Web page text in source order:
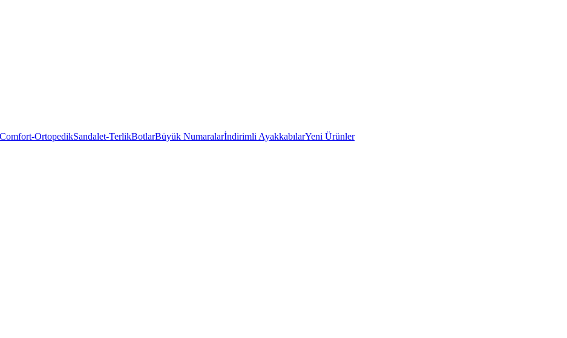
Comfort-OrtopedikSandalet-TerlikBotlarBüyük Numaralarİndirimli AyakkabılarYeni Ürünler